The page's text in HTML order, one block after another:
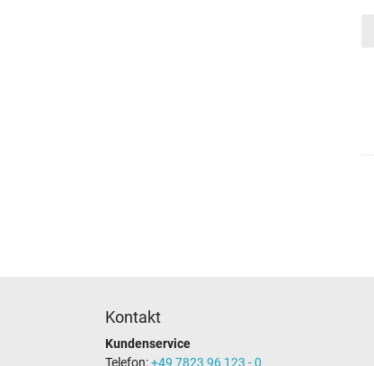
Kontakt
Kundenservice
Telefon:+49 7823 96 123 - 0